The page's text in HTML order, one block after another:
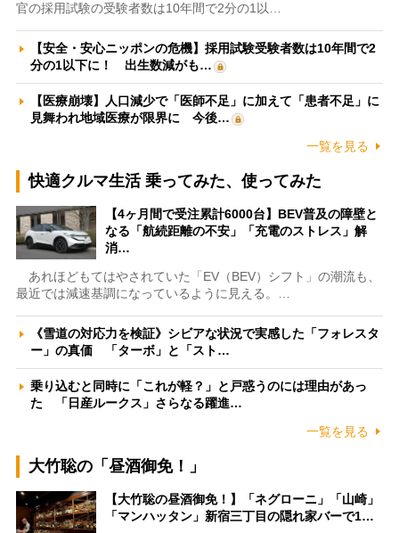
官の採用試験の受験者数は10年間で2分の1以…
【安全・安心ニッポンの危機】採用試験受験者数は10年間で2
分の1以下に！ 出生数減がも…
【医療崩壊】人口減少で「医師不足」に加えて「患者不足」に
見舞われ地域医療が限界に 今後…
一覧を見る
快適クルマ生活 乗ってみた、使ってみた
【4ヶ月間で受注累計6000台】BEV普及の障壁と
なる「航続距離の不安」「充電のストレス」解
消…
あれほどもてはやされていた「EV（BEV）シフト」の潮流も、
最近では減速基調になっているように見える。…
《雪道の対応力を検証》シビアな状況で実感した「フォレスタ
ー」の真価 「ターボ」と「スト…
乗り込むと同時に「これが軽？」と戸惑うのには理由があっ
た 「日産ルークス」さらなる躍進…
一覧を見る
大竹聡の「昼酒御免！」
【大竹聡の昼酒御免！】「ネグローニ」「山崎」
「マンハッタン」新宿三丁目の隠れ家バーで1…